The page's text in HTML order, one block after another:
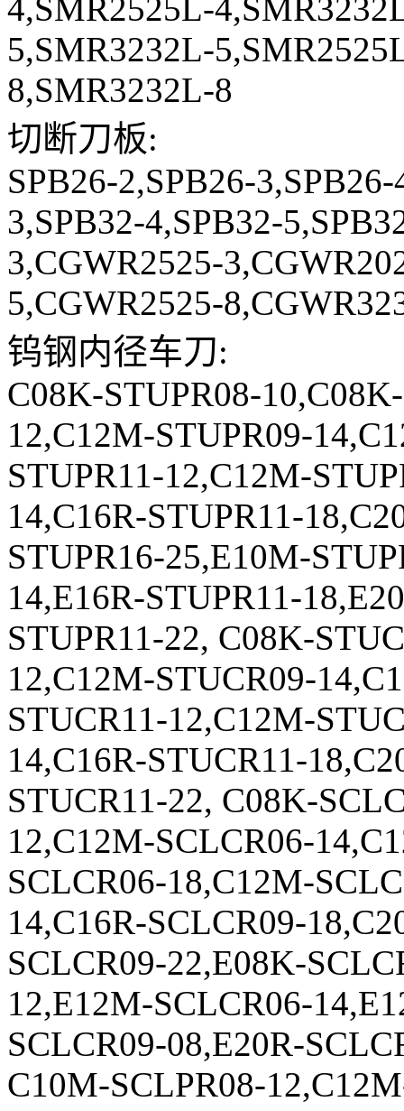
4,SMR2525L-
5,SMR3232L-
8,SMR3232L-8
切断刀板:
SPB26-2,SPB26-
3,SPB32-4,SPB32-
3,CGWR2525-
5,CGWR2525-
钨钢内径车刀:
C08K-STUPR08-
12,C12M-STUPR09-
STUPR11-12,C12M-
14,C16R-STUPR11-
STUPR16-25,E10M-
14,E16R-STUPR11-
STUPR11-22, C08K-
12,C12M-STUCR09-
STUCR11-12,C12M-
14,C16R-STUCR11-
STUCR11-22, C08K-
12,C12M-SCLCR06-
SCLCR06-18,C12M-
14,C16R-SCLCR09-
SCLCR09-22,E08K-
12,E12M-SCLCR06-
SCLCR09-08,E20R-
C10M-SCLPR08-